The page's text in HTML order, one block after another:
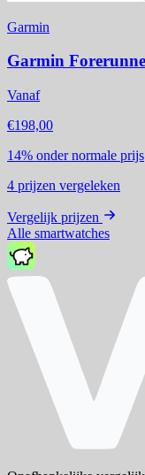
Garmin
Garmin
Vanaf
€198,00
14% onder normale prijs
4 prijzen vergeleken
Vergelijk prijzen
Alle smartwatches